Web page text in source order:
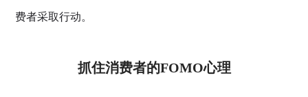
费者采取行动。
抓住消费者的FOMO心理